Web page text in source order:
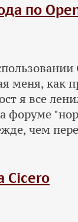
по
меня, как
я все
форуме
чем
Cicero